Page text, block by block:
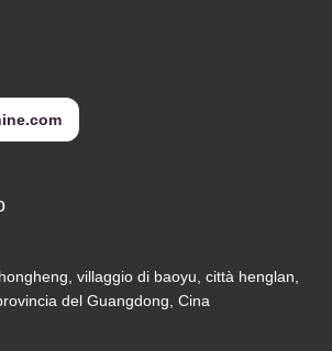
villaggio di baoyu, città henglan,
del Guangdong, Cina